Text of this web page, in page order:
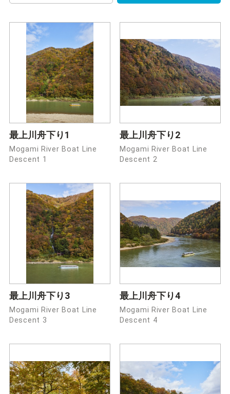
最上川舟下り1
Mogami River Boat Line
Descent 1
最上川舟下り2
Mogami River Boat Line
Descent 2
最上川舟下り3
Mogami River Boat Line
Descent 3
最上川舟下り4
Mogami River Boat Line
Descent 4